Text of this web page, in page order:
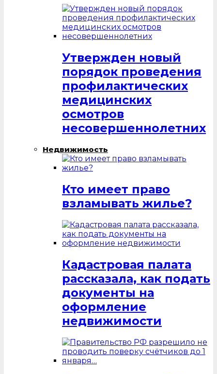
Утвержден новый
порядок проведения
профилактических
медицинских
осмотров
несовершеннолетних
Недвижимость
Кто имеет право
взламывать жилье?
Кадастровая палата
рассказала, как подать
документы на
оформление
недвижимости